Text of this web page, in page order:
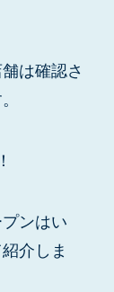
は確認さ
ンはい
介しま